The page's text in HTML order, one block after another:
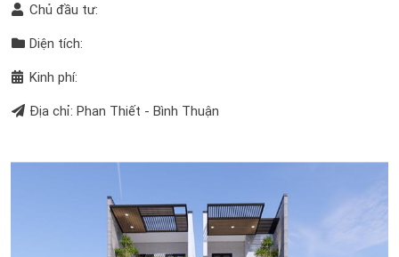
Chủ đầu tư:
Diện tích:
Kinh phí:
Địa chỉ: Phan Thiết - Bình Thuận